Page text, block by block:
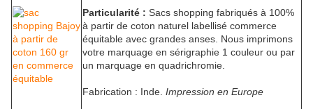
Particularité : Sacs shopping fabriqués à 100%
à partir de coton naturel labellisé commerce
équitable avec grandes anses. Nous imprimons
votre marquage en sérigraphie 1 couleur ou par
un marquage en quadrichromie.
Fabrication : Inde. Impression en Europe